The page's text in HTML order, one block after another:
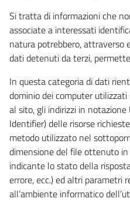
Si tratta di informazioni che
associate a interessati
natura potrebbero, attraverso
dati detenuti da terzi,
In questa categoria di dati
dominio dei computer
al sito, gli indirizzi in notazione
Identifier) delle risorse
metodo utilizzato nel
dimensione del file ottenuto
indicante lo stato della
errore, ecc.) ed altri parametri
all’ambiente informatico